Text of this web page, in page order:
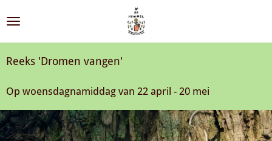
direct
hoofdinhoud
Reeks 'Dromen vangen'
Op woensdagnamiddag van 22 april - 20 mei